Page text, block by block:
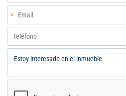
portón eléctrico para dos vehículos.
gigantes en el último piso con
de las otras terrazas en los
Esta propiedad combina lujo,
las mejores zonas de Cali.